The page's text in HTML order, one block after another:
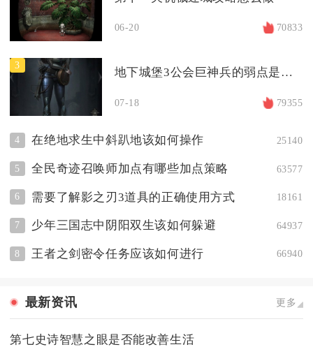
06-20 70833
3
地下城堡3公会巨神兵的弱点是什么
07-18 79355
4 在绝地求生中斜趴地该如何操作 25140
5 全民奇迹召唤师加点有哪些加点策略 63577
6 需要了解影之刃3道具的正确使用方式 18161
7 少年三国志中阴阳双生该如何躲避 64937
8 王者之剑密令任务应该如何进行 66940
最新资讯 更多
第七史诗智慧之眼是否能改善生活